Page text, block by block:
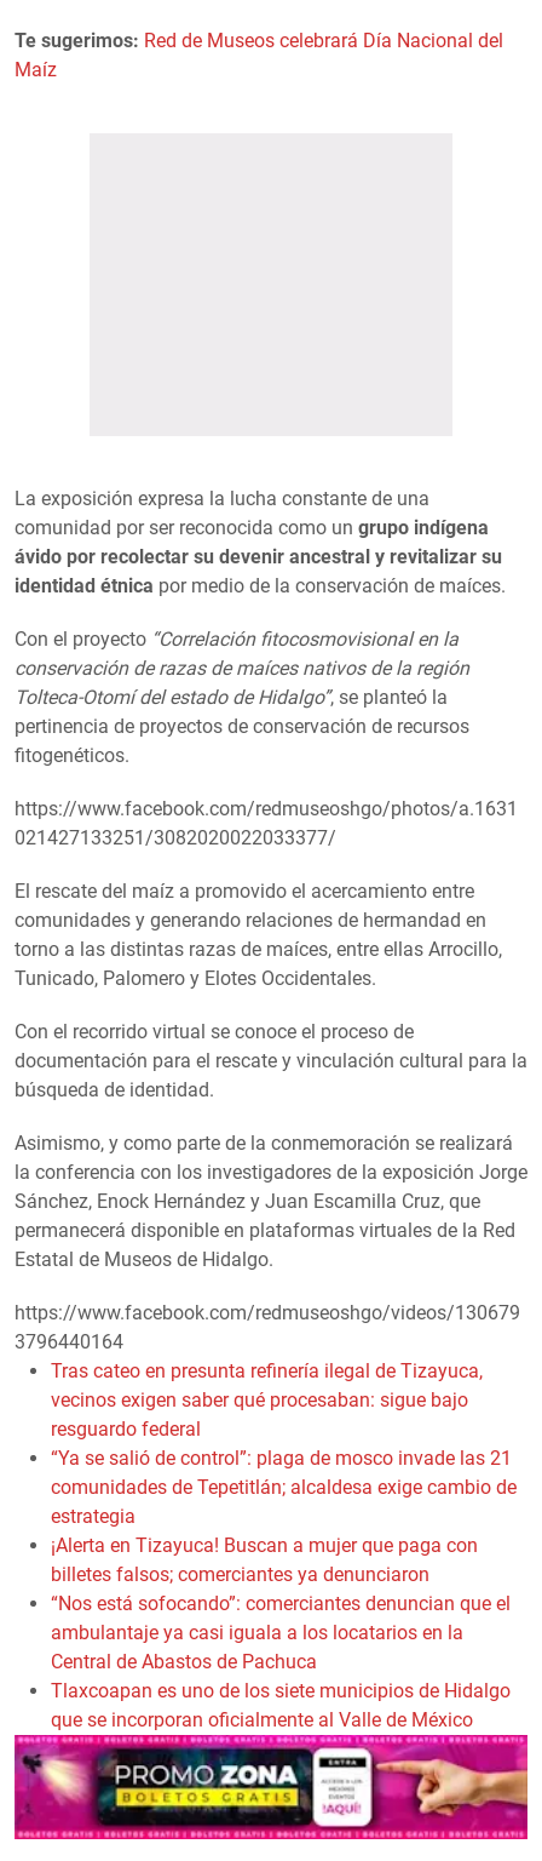
Te sugerimos: Red de Museos celebrará Día Nacional del
Maíz
La exposición expresa la lucha constante de una
comunidad por ser reconocida como un grupo indígena
ávido por recolectar su devenir ancestral y revitalizar su
identidad étnica por medio de la conservación de maíces.
Con el proyecto “Correlación fitocosmovisional en la
conservación de razas de maíces nativos de la región
Tolteca-Otomí del estado de Hidalgo”, se planteó la
pertinencia de proyectos de conservación de recursos
fitogenéticos.
https://www.facebook.com/redmuseoshgo/photos/a.1631
021427133251/3082020022033377/
El rescate del maíz a promovido el acercamiento entre
comunidades y generando relaciones de hermandad en
torno a las distintas razas de maíces, entre ellas Arrocillo,
Tunicado, Palomero y Elotes Occidentales.
Con el recorrido virtual se conoce el proceso de
documentación para el rescate y vinculación cultural para la
búsqueda de identidad.
Asimismo, y como parte de la conmemoración se realizará
la conferencia con los investigadores de la exposición Jorge
Sánchez, Enock Hernández y Juan Escamilla Cruz, que
permanecerá disponible en plataformas virtuales de la Red
Estatal de Museos de Hidalgo.
https://www.facebook.com/redmuseoshgo/videos/130679
3796440164
Tras cateo en presunta refinería ilegal de Tizayuca,
vecinos exigen saber qué procesaban: sigue bajo
resguardo federal
“Ya se salió de control”: plaga de mosco invade las 21
comunidades de Tepetitlán; alcaldesa exige cambio de
estrategia
¡Alerta en Tizayuca! Buscan a mujer que paga con
billetes falsos; comerciantes ya denunciaron
“Nos está sofocando”: comerciantes denuncian que el
ambulantaje ya casi iguala a los locatarios en la
Central de Abastos de Pachuca
Tlaxcoapan es uno de los siete municipios de Hidalgo
que se incorporan oficialmente al Valle de México